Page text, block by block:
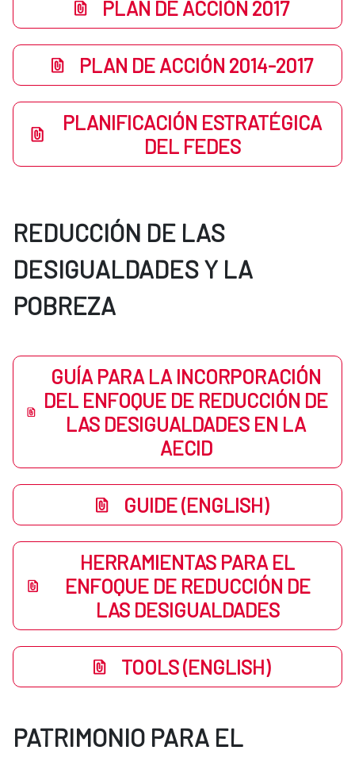
PLAN DE ACCIÓN 2017
PLAN DE ACCIÓN 2014-2017
PLANIFICACIÓN ESTRATÉGICA
DEL FEDES
REDUCCIÓN DE LAS
DESIGUALDADES Y LA
POBREZA
GUÍA PARA LA INCORPORACIÓN
DEL ENFOQUE DE REDUCCIÓN DE
LAS DESIGUALDADES EN LA
AECID
GUIDE (ENGLISH)
HERRAMIENTAS PARA EL
ENFOQUE DE REDUCCIÓN DE
LAS DESIGUALDADES
TOOLS (ENGLISH)
PATRIMONIO PARA EL